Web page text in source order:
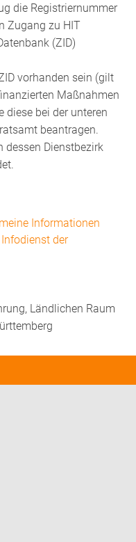
die Registriernummer
Zugang zu HIT
(ZID)
vorhanden sein (gilt
Maßnahmen
diese bei der unteren
beantragen.
Dienstbezirk
Informationen
der
Ländlichen Raum